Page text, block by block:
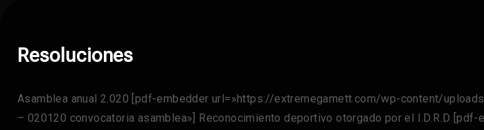
Resoluciones
Asamblea anual 2.020 [pdf-embedder url=»https://extremegamett.com/wp-content/
– 020120 convocatoria asamblea»] Reconocimiento deportivo otorgado por el I.D.R.D